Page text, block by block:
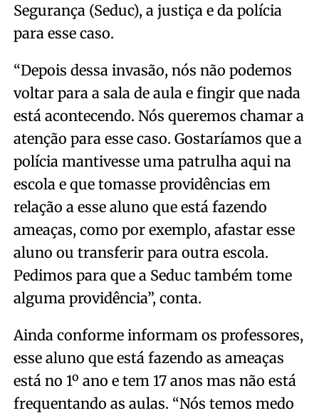
Segurança (Seduc), a justiça e da polícia
para esse caso.
“Depois dessa invasão, nós não podemos
voltar para a sala de aula e fingir que nada
está acontecendo. Nós queremos chamar a
atenção para esse caso. Gostaríamos que a
polícia mantivesse uma patrulha aqui na
escola e que tomasse providências em
relação a esse aluno que está fazendo
ameaças, como por exemplo, afastar esse
aluno ou transferir para outra escola.
Pedimos para que a Seduc também tome
alguma providência”, conta.
Ainda conforme informam os professores,
esse aluno que está fazendo as ameaças
está no 1º ano e tem 17 anos mas não está
frequentando as aulas. “Nós temos medo